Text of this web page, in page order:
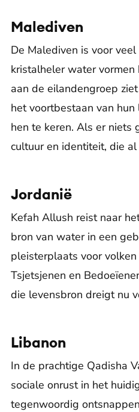
Malediven
De Malediven is voor
kristalheler water
aan de eilandengroep
het voortbestaan van
hen te keren. Als er niets
cultuur en identiteit, die
Jordanië
Kefah Allush reist naar
bron van water in een
pleisterplaats voor
Tsjetsjenen en
die levensbron dreigt nu
Libanon
In de prachtige Qadisha
sociale onrust in het
tegenwoordig